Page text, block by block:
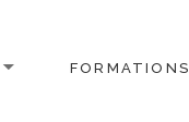
FORMATIONS